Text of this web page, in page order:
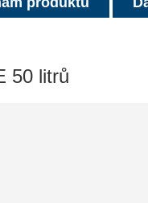
50 litrů